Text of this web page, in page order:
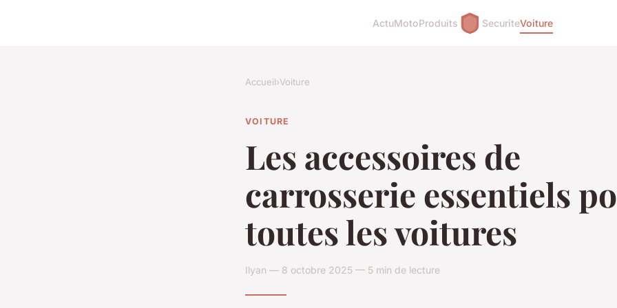
ActuMotoProduits SecuriteVoiture
Accueil›Voiture
VOITURE
Les accessoires de
carrosserie essentiels
toutes les voitures
Ilyan — 8 octobre 2025 — 5 min de lecture